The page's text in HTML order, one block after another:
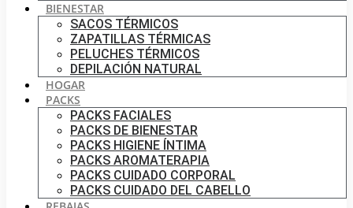
BIENESTAR
SACOS TÉRMICOS
ZAPATILLAS TÉRMICAS
PELUCHES TÉRMICOS
DEPILACIÓN NATURAL
HOGAR
PACKS
PACKS FACIALES
PACKS DE BIENESTAR
PACKS HIGIENE ÍNTIMA
PACKS AROMATERAPIA
PACKS CUIDADO CORPORAL
PACKS CUIDADO DEL CABELLO